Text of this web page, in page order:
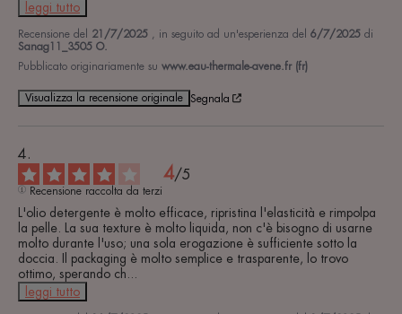
leggi tutto
Recensione del 21/7/2025 , in seguito ad un'esperienza del 6/7/2025 di
Sanag11_3505 O.
Pubblicato originariamente su www.eau-thermale-avene.fr (fr)
Visualizza la recensione originale Segnala
4/5
Recensione raccolta da terzi
L'olio detergente è molto efficace, ripristina l'elasticità e rimpolpa
la pelle. La sua texture è molto liquida, non c'è bisogno di usarne
molto durante l'uso; una sola erogazione è sufficiente sotto la
doccia. Il packaging è molto semplice e trasparente, lo trovo
ottimo, sperando ch
leggi tutto